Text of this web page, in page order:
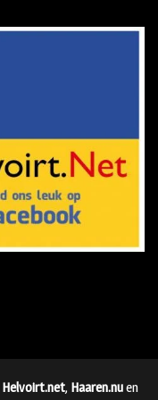
Helvoirt.net, Haaren.nuen